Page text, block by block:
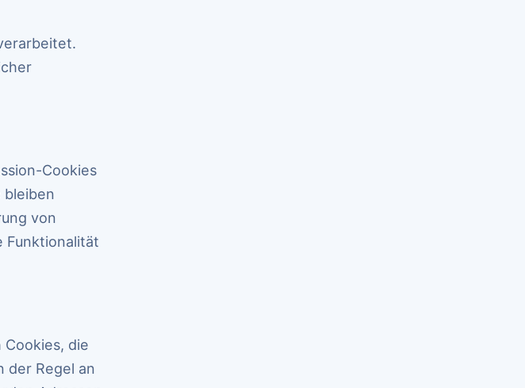
Cookies
bleiben
von
Funktionalität
die
der Regel an